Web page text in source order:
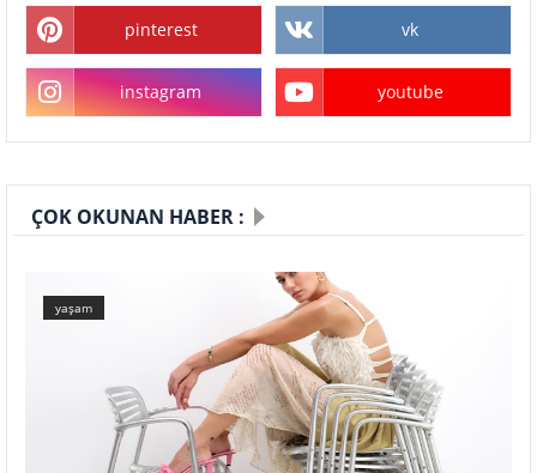
pinterest vk
instagram youtube
ÇOK OKUNAN HABER :
yaşam